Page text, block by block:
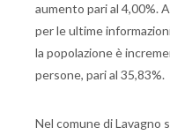
aumento pari al 4,00%.
per le ultime
la popolazione è
persone, pari al 35,83%.
Nel comune di Lavagno